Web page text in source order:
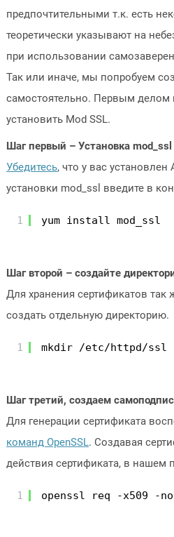
предпочтительными т.к. есть
теоретически указывают на
при использовании
Так или иначе, мы попробуем
самостоятельно. Первым делом
установить Mod SSL.
Шаг первый – Установка mod_ssl
Убедитесь, что у вас
установки mod_ssl введите в
1 yum install mod_ssl
Шаг второй – создайте
Для хранения сертификатов
создать отдельную директорию.
1 mkdir /etc/httpd/ssl
Шаг третий, создаем
Для генерации сертификата
команд OpenSSL. Создавая
действия сертификата, в нашем
1 openssl req -x509 -